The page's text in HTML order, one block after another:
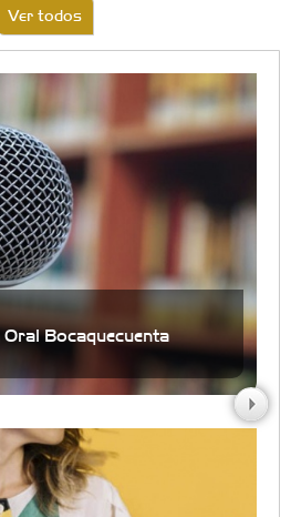
Ver todos
Bocaquecuenta